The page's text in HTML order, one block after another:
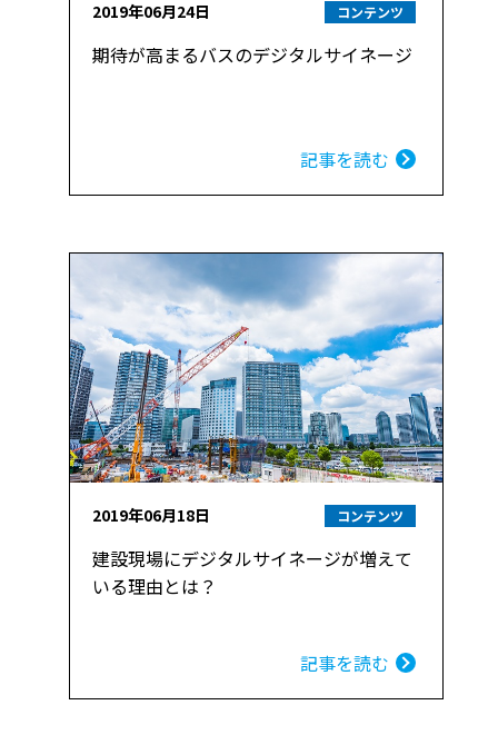
2019年06月24日 コンテンツ
期待が高まるバスのデジタルサイネージ
記事を読む
2019年06月18日 コンテンツ
建設現場にデジタルサイネージが増えて
いる理由とは？
記事を読む